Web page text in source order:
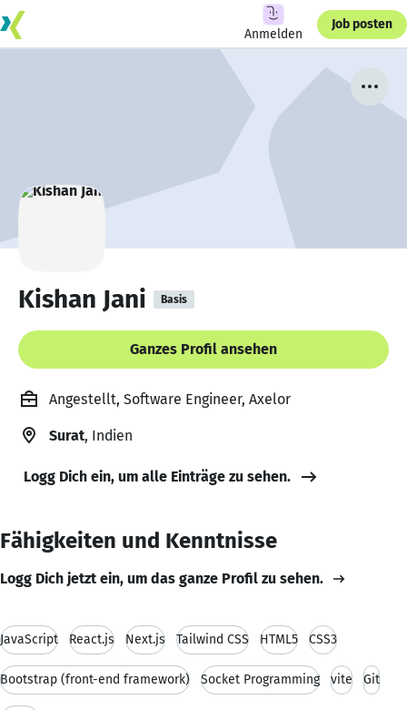
Anmelden
Job posten
Kishan Jani Basis
Ganzes Profil ansehen
Angestellt, Software Engineer, Axelor
Surat, Indien
Logg Dich ein, um alle Einträge zu sehen.
Fähigkeiten und Kenntnisse
Logg Dich jetzt ein, um das ganze Profil zu sehen.
JavaScript React.js Next.js Tailwind CSS HTML5 CSS3
Bootstrap (front-end framework) Socket Programming vite Git